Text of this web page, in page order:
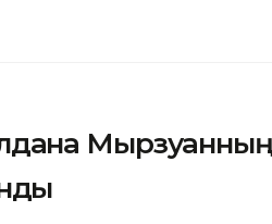
Мырзуанның